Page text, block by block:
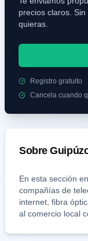
precios claros.
quieras.
Registro gratuito
Cancela cuando
Sobre
En esta sección
compañías de
internet, fibra
al comercio local